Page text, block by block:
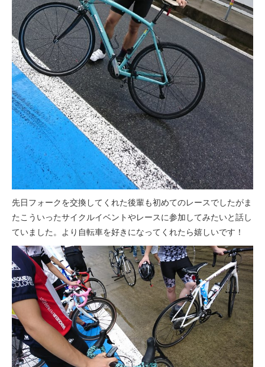
先日フォークを交換してくれた後輩も初めてのレースでしたがま
たこういったサイクルイベントやレースに参加してみたいと話し
ていました。より自転車を好きになってくれたら嬉しいです！